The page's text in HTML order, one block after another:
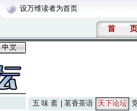
设万维读者为首页
首 页
五 味 斋 茗香茶语 天下论坛